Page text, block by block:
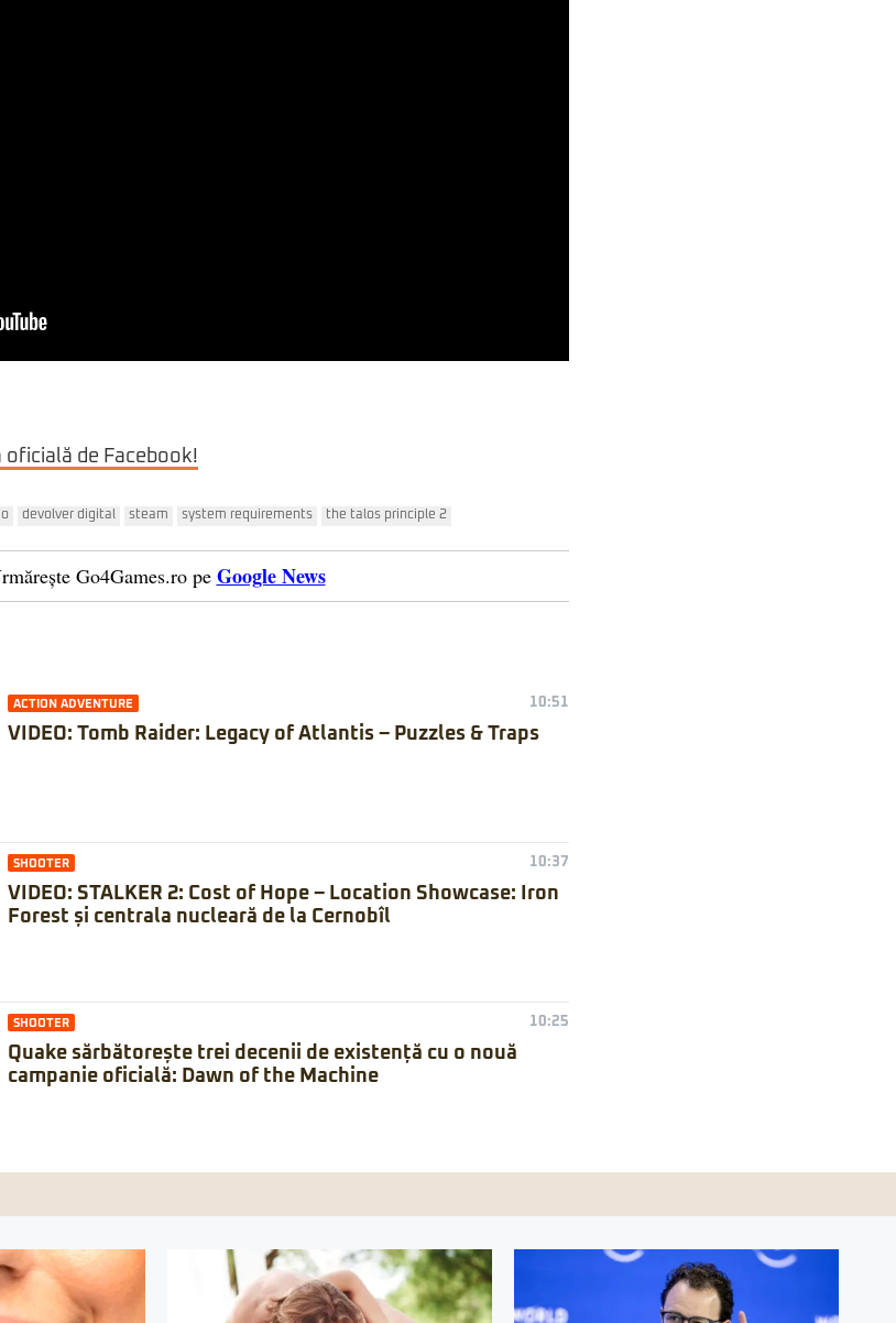
oficială de Facebook!
devolver digital steam system requirements the talos principle 2
Go4Games.ro pe Google News
ACTION ADVENTURE 10:51
VIDEO: Tomb Raider: Legacy of Atlantis – Puzzles & Traps
SHOOTER 10:37
VIDEO: STALKER 2: Cost of Hope – Location Showcase: Iron
Forest și centrala nucleară de la Cernobîl
SHOOTER 10:25
Quake sărbătorește trei decenii de existență cu o nouă
campanie oficială: Dawn of the Machine